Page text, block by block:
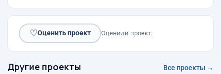
♡Оценить проект Оценили проект:
Другие проекты Все проекты →